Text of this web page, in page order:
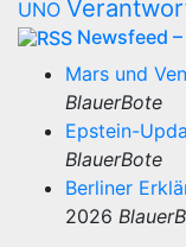
UNO
Newsfeed
Mars und
BlauerBote
Epstein-
BlauerBote
Berliner
2026